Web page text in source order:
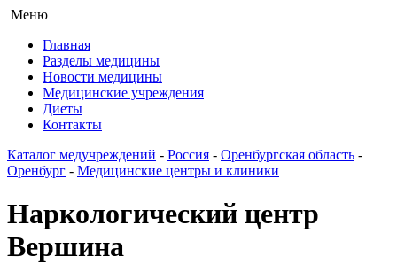
Меню
Главная
Разделы медицины
Новости медицины
Медицинские учреждения
Диеты
Контакты
Каталог медучреждений - Россия - Оренбургская область -
Оренбург - Медицинские центры и клиники
Наркологический центр
Вершина